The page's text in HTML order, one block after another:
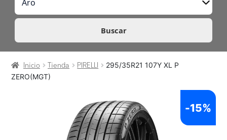
o
i
l
o
Buscar
Inicio Tienda PIRELLI
295/35R21 107Y XL P
ZERO(MGT)
-15%